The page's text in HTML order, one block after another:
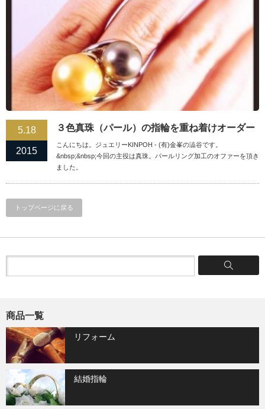
5.18
2015
３色真珠（パール）の指輪を重ね着けオーダー
こんにちは。ジュエリーKINPOH - (有)金峯の澁谷です。
&nbsp;&nbsp;今回の主役は真珠。パールリング加工のオファーを頂き
ました。
トップページに戻る
商品一覧
リフォーム
結婚指輪